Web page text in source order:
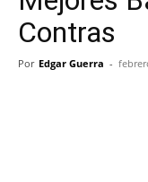
Contras
Por Edgar Guerra -